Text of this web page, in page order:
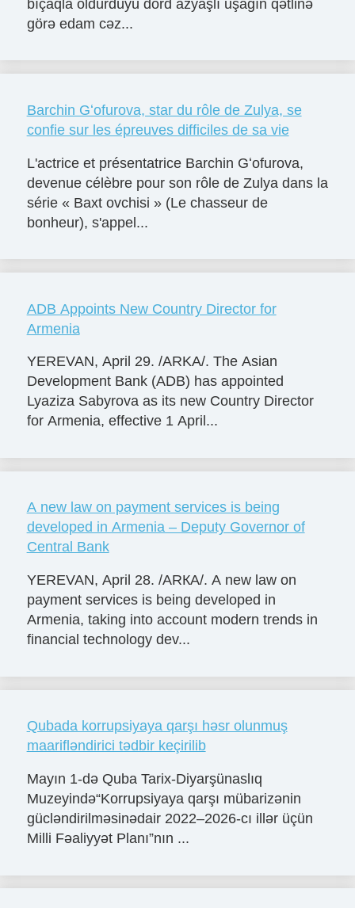
bıçaqla öldürdüyü dörd azyaşlı uşağın qətlinə
görə edam cəz...
Barchin Gʻofurova, star du rôle de Zulya, se
confie sur les épreuves difficiles de sa vie
L'actrice et présentatrice Barchin Gʻofurova,
devenue célèbre pour son rôle de Zulya dans la
série « Baxt ovchisi » (Le chasseur de
bonheur), s'appel...
ADB Appoints New Country Director for
Armenia
YEREVAN, April 29. /ARKA/. The Asian
Development Bank (ADB) has appointed
Lyaziza Sabyrova as its new Country Director
for Armenia, effective 1 April...
A new law on payment services is being
developed in Armenia – Deputy Governor of
Central Bank
YEREVAN, April 28. /ARКА/. A new law on
payment services is being developed in
Armenia, taking into account modern trends in
financial technology dev...
Qubada korrupsiyaya qarşı həsr olunmuş
maarifləndirici tədbir keçirilib
Mayın 1-də Quba Tarix-Diyarşünaslıq
Muzeyində“Korrupsiyaya qarşı mübarizənin
gücləndirilməsinədair 2022–2026-cı illər üçün
Milli Fəaliyyət Planı”nın ...